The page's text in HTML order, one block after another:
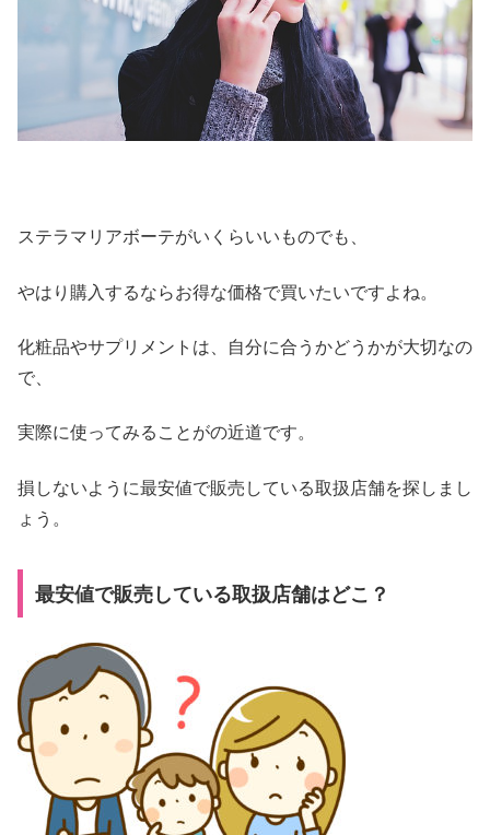
ステラマリアボーテがいくらいいものでも、
やはり購入するならお得な価格で買いたいですよね。
化粧品やサプリメントは、自分に合うかどうかが大切なの
で、
実際に使ってみることがの近道です。
損しないように最安値で販売している取扱店舗を探しまし
ょう。
最安値で販売している取扱店舗はどこ？